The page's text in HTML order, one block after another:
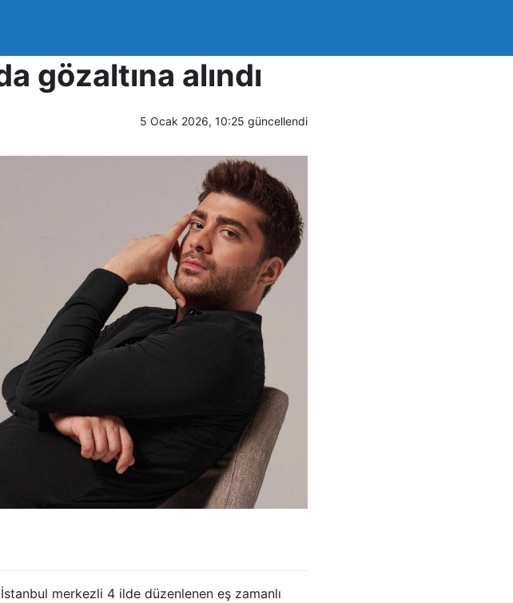
uyuşturucu
gözaltına alındı
5 Ocak 2026, 10:25 güncellendi
merkezli 4 ilde düzenlenen eş zamanlı